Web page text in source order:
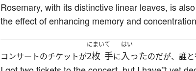
Rosemary, with its distinctive linear leaves, is
the effect of enhancing memory and
コンサートのチケットが
にまい
2枚
て
手に
はい
入ったのだが、誰